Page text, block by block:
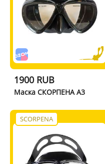
1900 RUB
Маска СКОРПЕНА A3
SCORPENA